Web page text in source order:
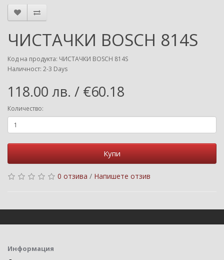
ЧИСТАЧКИ BOSCH 814S
Код на продукта: ЧИСТАЧКИ BOSCH 814S
Наличност: 2-3 Days
118.00 лв. / €60.18
Количество:
Купи
0 отзива / Напишете отзив
Информация